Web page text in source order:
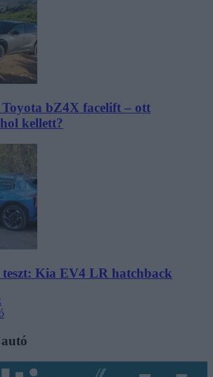
bZ4X facelift – ott
kellett?
Kia EV4 LR hatchback